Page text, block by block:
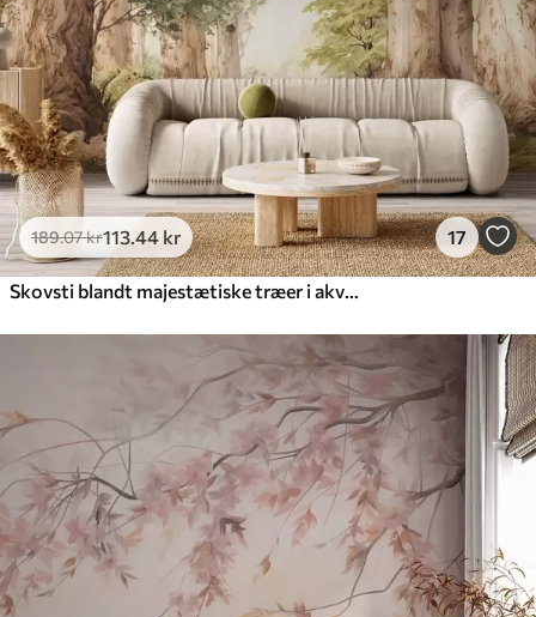
189.07kr113.44 kr 17
Skovsti blandt majestætiske træer i akvarelstil